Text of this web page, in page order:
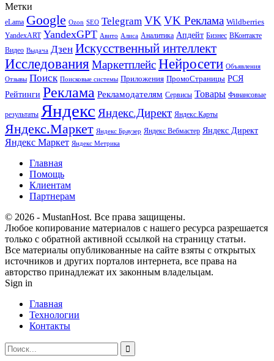
Метки
eLama Google Ozon SEO Telegram VK VK Реклама Wildberries
YandexART YandexGPT Авито Алиса Аналитика Апдейт Бизнес ВКонтакте
Видео Выдача Дзен Искусственный интеллект
Исследования МаркетплейсНейросети Объявления
Отзывы Поиск Поисковые системы Приложения ПромоСтраницы РСЯ
Рейтинги Реклама Рекламодателям Сервисы Товары Финансовые
результаты Яндекс Яндекс.Директ Яндекс.Карты
Яндекс.Маркет Яндекс Браузер Яндекс Вебмастер Яндекс Директ
Яндекс Маркет Яндекс Метрика
Главная
Помощь
Клиентам
Партнерам
© 2026 - MustanHost. Все права защищены.
Любое копирование материалов с нашего ресурса разрешается
только с обратной активной ссылкой на страницу статьи.
Все материалы опубликованные на сайте взяты с открытых
источников и других порталов интернета, все права на
авторство принадлежат их законным владельцам.
Sign in
Главная
Технологии
Контакты